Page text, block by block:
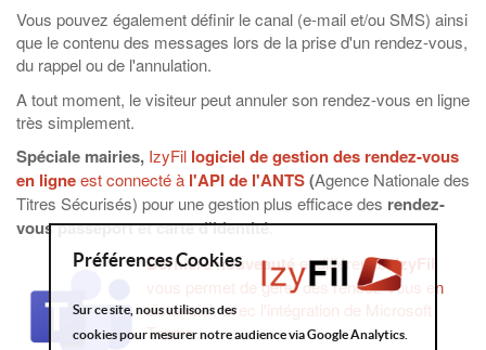
Vous pouvez également définir le canal (e-mail et/ou SMS) ainsi
que le contenu des messages lors de la prise d'un rendez-vous,
du rappel ou de l'annulation.
A tout moment, le visiteur peut annuler son rendez-vous en ligne
très simplement.
Spéciale mairies, IzyFil logiciel de gestion des rendez-vous
en ligneest connecté à l'API de l'ANTS(Agence Nationale des
Titres Sécurisés) pour une gestion plus efficace des rendez-
vous passeport et carte d'identité.
Dernière nouveauté et différence,IzyFil
vous permet de gérer des rendez-vous en
distanciel, avec l'intégration de Microsoft
Teams.
Préférences Cookies
Sur ce site, nous utilisons des
cookies pour mesurer notre audience via Google Analytics.